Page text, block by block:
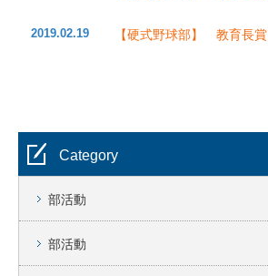
2019.02.19 【硬式野球部】 教育長賞
Category
部活動
部活動